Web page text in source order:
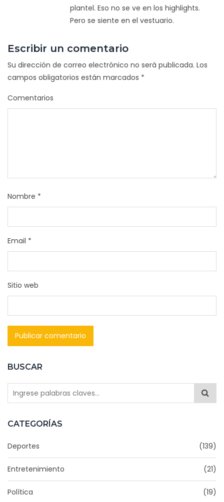
BUSCAR
CATEGORÍAS
Deportes (139)
Entretenimiento (21)
Política (19)
plantel. Eso no se ve en los highlights.
Pero se siente en el vestuario.
Escribir un comentario
Su dirección de correo electrónico no será publicada. Los
campos obligatorios están marcados *
Comentarios
Nombre *
Email *
Sitio web